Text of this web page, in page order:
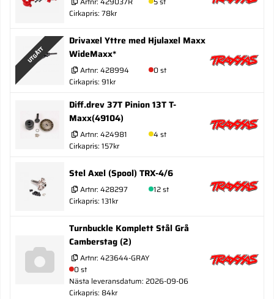
Cirkapris: 78kr
UTGÅTT
Drivaxel Yttre med Hjulaxel Maxx
WideMaxx*
Artnr: 428994
0 st
Cirkapris: 91kr
Diff.drev 37T Pinion 13T T-
Maxx(49104)
Artnr: 424981
4 st
Cirkapris: 157kr
Stel Axel (Spool) TRX-4/6
Artnr: 428297
12 st
Cirkapris: 131kr
Turnbuckle Komplett Stål Grå
Camberstag (2)
Artnr: 423644-GRAY
0 st
Nästa leveransdatum: 2026-09-06
Cirkapris: 84kr